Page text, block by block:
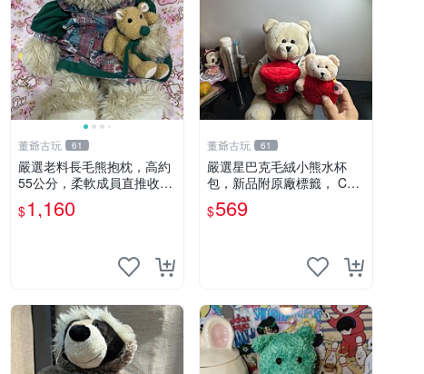
董爺古玩 61
嚴選老料長毛熊抱枕，高約
55公分，柔軟成員直推收藏
長毛熊 柔軟熊抱枕 55公分
$1,160
董爺古玩 61
嚴選星巴克毛絨小熊水杯
包，新品附原廠標籤， CO
NDITION 良好，詳情請參閱
商品圖片。 星巴克 毛絨小
$569